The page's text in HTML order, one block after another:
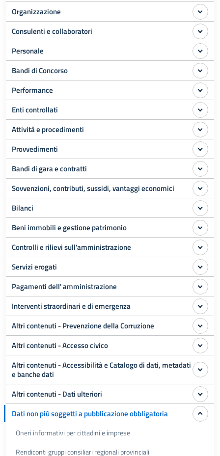
Organizzazione
Consulenti e collaboratori
Personale
Bandi di Concorso
Performance
Enti controllati
Attività e procedimenti
Provvedimenti
Bandi di gara e contratti
Sovvenzioni, contributi, sussidi, vantaggi economici
Bilanci
Beni immobili e gestione patrimonio
Controlli e rilievi sull'amministrazione
Servizi erogati
Pagamenti dell' amministrazione
Interventi straordinari e di emergenza
Altri contenuti - Prevenzione della Corruzione
Altri contenuti - Accesso civico
Altri contenuti - Accessibilità e Catalogo di dati, metadati
e banche dati
Altri contenuti - Dati ulteriori
Dati non più soggetti a pubblicazione obbligatoria
Oneri informativi per cittadini e imprese
Rendiconti gruppi consiliari regionali provinciali